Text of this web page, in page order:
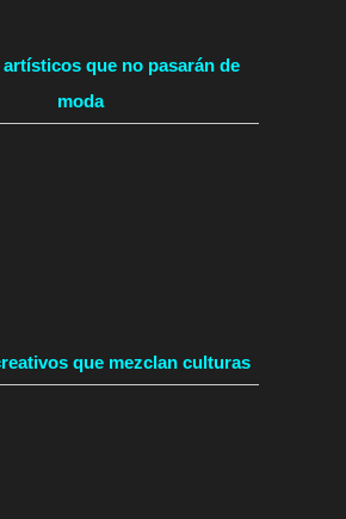
que no pasarán de
moda
que mezclan culturas